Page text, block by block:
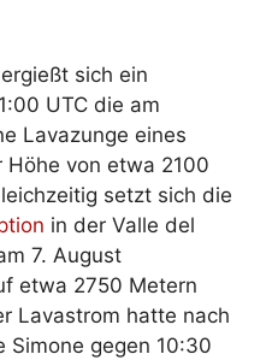
sich ein
UTC die am
Lavazunge eines
von etwa 2100
setzt sich die
in der Valle del
7. August
etwa 2750 Metern
Lavastrom hatte nach
Simone gegen 10:30